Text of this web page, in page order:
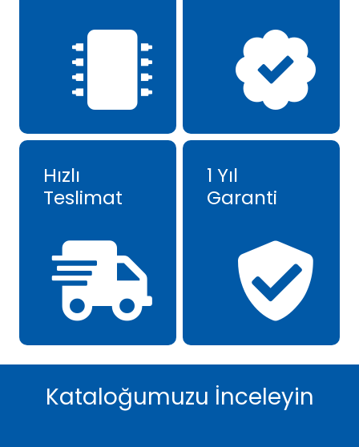
Hızlı
Teslimat
1 Yıl
Garanti
Kataloğumuzu İnceleyin